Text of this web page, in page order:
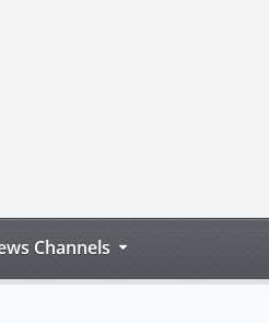
Channels